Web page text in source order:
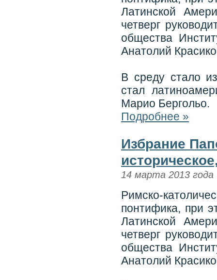
Латинской
четверг
общества
Анатолий
В среду стало
стал
Марио Бергольо.
Подробнее »
Избрание
14 марта 2013 года
Римско-
понтифика, при
Латинской
четверг
общества
Анатолий